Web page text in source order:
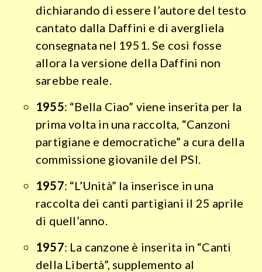
dichiarando di essere l’autore del testo
cantato dalla Daffini e di avergliela
consegnata nel 1951. Se così fosse
allora la versione della Daffini non
sarebbe reale.
1955: “Bella Ciao” viene inserita per la
prima volta in una raccolta, “Canzoni
partigiane e democratiche” a cura della
commissione giovanile del PSI.
1957: “L’Unità” la inserisce in una
raccolta dei canti partigiani il 25 aprile
di quell’anno.
1957: La canzone è inserita in “Canti
della Libertà”, supplemento al